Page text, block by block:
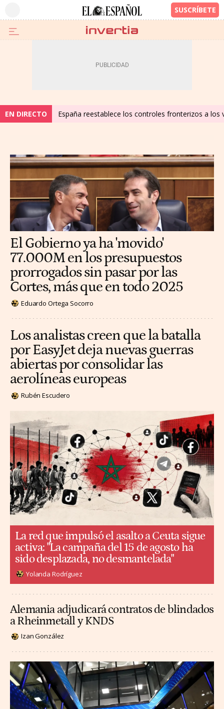
EN DIRECTO España reestablece los controles fronterizos a
El Gobierno ya ha 'movido'
77.000M en los presupuestos
prorrogados sin pasar por las
Cortes, más que en todo 2025
Eduardo Ortega Socorro
Los analistas creen que la batalla
por EasyJet deja nuevas guerras
abiertas por consolidar las
aerolíneas europeas
Rubén Escudero
La red que impulsó el asalto a Ceuta sigue
activa: "La campaña del 15 de agosto ha
sido desplazada, no desmantelada"
Yolanda Rodríguez
Alemania adjudicará contratos de blindados
a Rheinmetall y KNDS
Izan González